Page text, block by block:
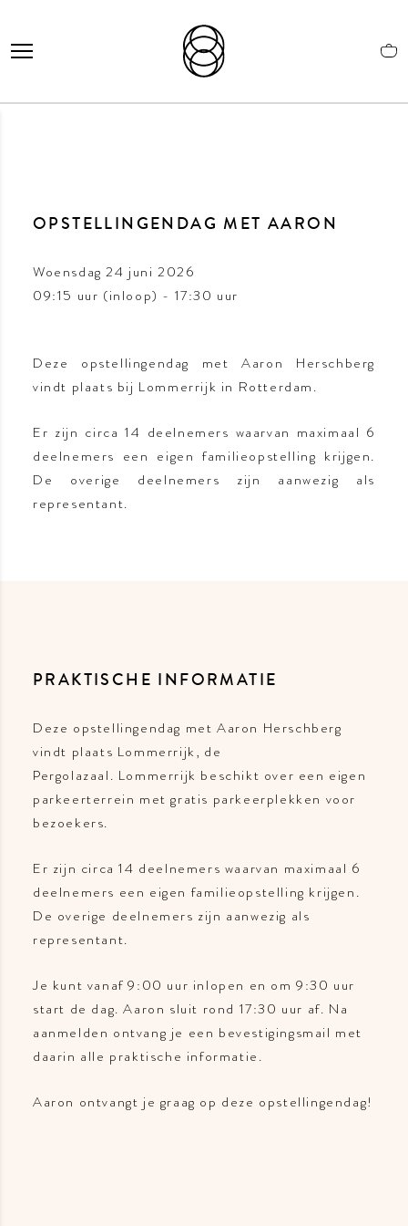
OPSTELLINGENDAG MET AARON
Woensdag 24 juni 2026
09:15 uur (inloop) - 17:30 uur
Deze opstellingendag met Aaron Herschberg
vindt plaats bij Lommerrijk in Rotterdam.
Er zijn circa 14 deelnemers waarvan maximaal 6
deelnemers een eigen familieopstelling krijgen.
De overige deelnemers zijn aanwezig als
representant.
PRAKTISCHE INFORMATIE
Deze opstellingendag met Aaron Herschberg
vindt plaats Lommerrijk, de
Pergolazaal. Lommerrijk beschikt over een eigen
parkeerterrein met gratis parkeerplekken voor
bezoekers.
Er zijn circa 14 deelnemers waarvan maximaal 6
deelnemers een eigen familieopstelling krijgen.
De overige deelnemers zijn aanwezig als
representant.
Je kunt vanaf 9:00 uur inlopen en om 9:30 uur
start de dag. Aaron sluit rond 17:30 uur af. Na
aanmelden ontvang je een bevestigingsmail met
daarin alle praktische informatie.
Aaron ontvangt je graag op deze opstellingendag!